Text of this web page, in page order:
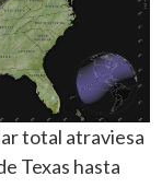
total atraviesa
Texas hasta